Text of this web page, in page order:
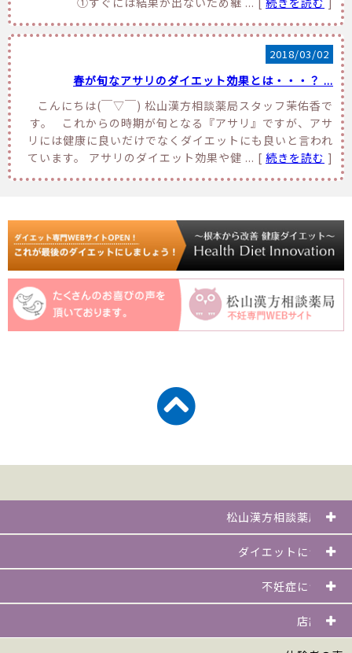
2018/03/02
春が旬なアサリのダイエット効果とは・・・？ ...
こんにちは(￣▽￣) 松山漢方相談薬局スタッフ茉佑香で
す。 これからの時期が旬となる『アサリ』ですが、アサ
リには健康に良いだけでなくダイエットにも良いと言われ
ています。 アサリのダイエット効果や健 ... [ 続きを読む ]
松山漢方相談薬局とは
ダイエットについて
不妊症について
店舗一覧